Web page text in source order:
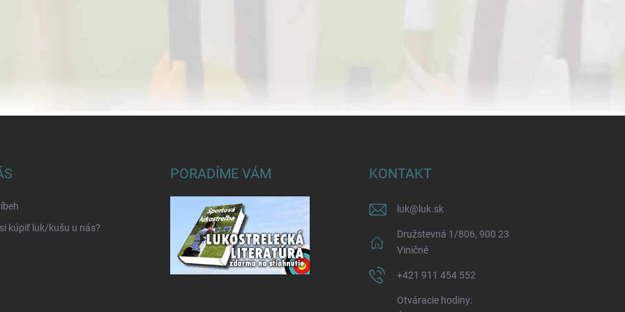
kúpiť luk/kušu u nás?
PORADÍME VÁM KONTAKT
luk@ luk.sk
Družstevná 1/806, 900 23
Viničné
+421 911 454 552
Otváracie hodiny: